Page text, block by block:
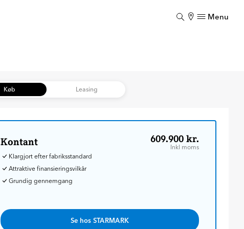
Menu
Køb Leasing
Kontant 609.900 kr.
Inkl moms
Klargjort efter fabriksstandard
Attraktive finansieringsvilkår
Grundig gennemgang
Se hos STARMARK
Luk